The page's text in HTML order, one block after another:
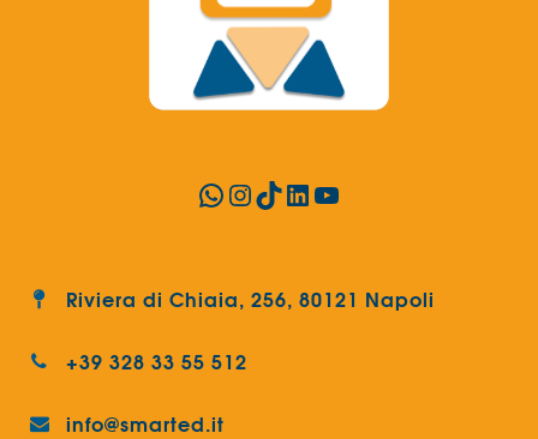
WhatsApp
Instagram
TikTok
LinkedIn
YouTube
Riviera di Chiaia, 256, 80121 Napoli
+39 328 33 55 512
info@smarted.it